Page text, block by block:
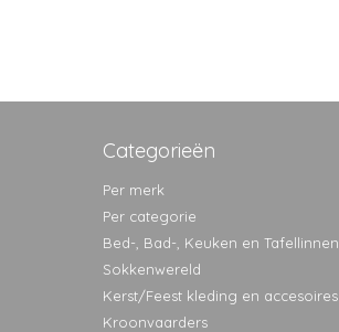
Categorieën
Per merk
Per categorie
Bed-, Bad-, Keuken en Tafellinnen
Sokkenwereld
Kerst/Feest kleding en accesoires
Kroonvaarders